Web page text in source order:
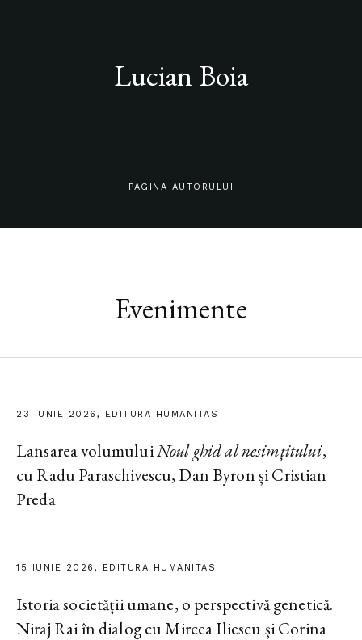
Lucian Boia
PAGINA AUTORULUI
Evenimente
23 IUNIE 2026, EDITURA HUMANITAS
Lansarea volumuluiNoul ghid al nesimțitului,
cu Radu Paraschivescu, Dan Byron și Cristian
Preda
15 IUNIE 2026, EDITURA HUMANITAS
Istoria societății umane, o perspectivă genetică.
Niraj Rai în dialog cu Mircea Iliescu și Corina